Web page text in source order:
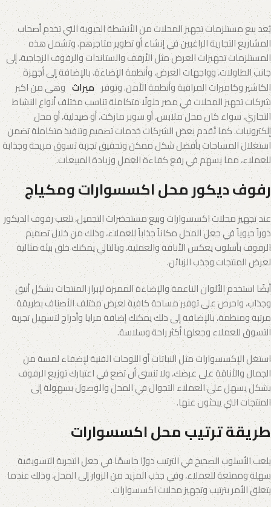
يُعد بيع مستلزمات تجهيز المحلات من الأنشطة الحيوية التي تخدم أصحاب
المشاريع التجارية الراغبين في إنشاء أو تطوير متاجرهم. وتشمل هذه
المستلزمات تجهيزات العرض مثل الأرفف والستاندات والرفوف الزجاجية، إلى
جانب الطاولات، وواجهات العرض، وأنظمة الإضاءة، بالإضافة إلى أجهزة
الكاشير وكاميرات المراقبة وأنظمة الأمن. وتوفر ميراث وهى من اكبر
شركات تجهيز المحلات في مصر حلولًا متكاملة تناسب مختلف أنواع النشاط
التجاري، سواء كان محل ملابس، أو سوبر ماركت، أو صيدلية، أو محل
إلكترونيات. كما تُقدم بعض الشركات خدمات تصميم وتنفيذ متكاملة تضمن
استغلال المساحات بأفضل شكل ممكن وتحقيق تجربة تسوق مريحة وجذابة
للعملاء، مما يسهم في رفع كفاءة العمل وزيادة المبيعات.
رفوف ديكور محل اكسسوارات ومكياج
عند تجهيز محلات اكسسوارات وبيع مستحضرات التجميل، تلعب رفوف الديكور
دوراً حيوياً في جعل المحل مكاناً جذاباً للعملاء، وذلك من خلال تصميم
الرفوف بأسلوب يعكس الأناقة والعملية، وبالتالي يمكنك خلق بيئة مثالية
لعرض المنتجات وجذب الزبائن.
أيضًا استخدم الألوان الناعمة والإضاءة المميزة لإبراز المنتجات بشكل أنيق
وجذاب، واحرص على توفير مساحة كافية لعرض مختلف الأصناف بطريقة
مرتبة ومنظمة، بالإضافة إلى ذلك يمكنك إضافة مرايا وأدراج لتسهيل تجربة
التسوق للعملاء وجعلها أكثر راحة وسلاسة.
استغل الإكسسوارات مثل النباتات أو اللوحات الفنية لإضفاء لمسة من
الجمال والأناقة على عرضك، ولا تنسى أن تضع في اعتبارك توزيع الرفوف
بشكل يسهل على العملاء التجوال في المحل والوصول بسهولة إلى
المنتجات التي يبحثون عنها.
طريقة ترتيب محل اكسسوارات
يلعب الأسلوب الصحيح في الترتيب دورًا حاسمًا في جعل التجربة التسويقية
سهلة وممتعة للعملاء، وفي جذب المزيد من الزوار إلى المحل، وذلك عندما
يتعلق الأمر بترتيب وتجهيز محلات اكسسوارات.